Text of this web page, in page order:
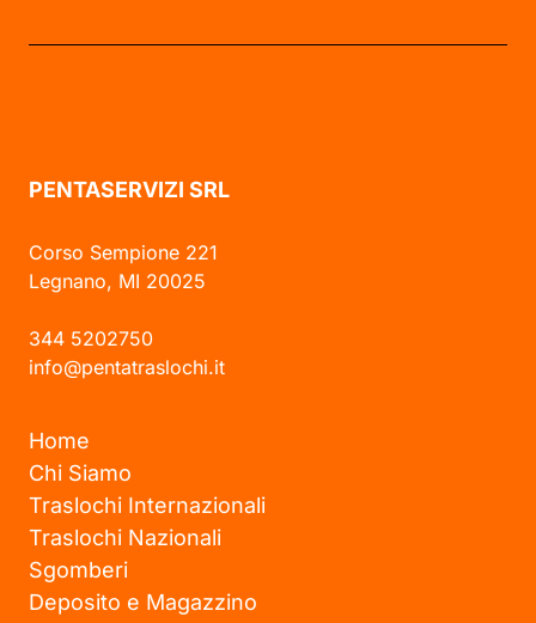
PENTASERVIZI SRL
Corso Sempione 221
Legnano, MI 20025
344 5202750
info@pentatraslochi.it
Home
Chi Siamo
Traslochi Internazionali
Traslochi Nazionali
Sgomberi
Deposito e Magazzino